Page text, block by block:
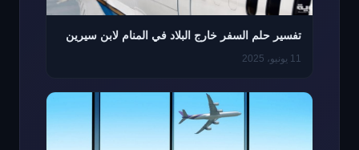
تفسير حلم السفر خارج البلاد في المنام لابن سيرين
11 يونيو، 2025